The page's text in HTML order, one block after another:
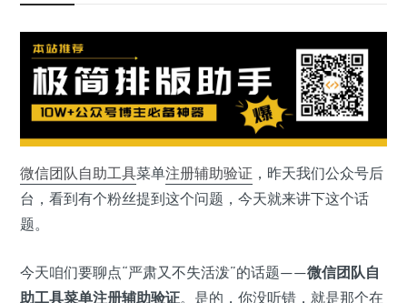
微信团队自助工具菜单注册辅助验证 ，昨天我们公众号后
台，看到有个粉丝提到这个问题，今天就来讲下这个话
题。
今天咱们要聊点“严肃又不失活泼”的话题——微信团队自
助工具菜单注册辅助验证。是的，你没听错，就是那个在